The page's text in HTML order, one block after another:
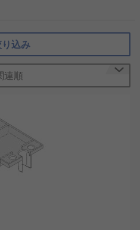
ように機能し
れを防ぎ、その他の不
を防止します。設置
はその他のメンテナン
ラスチック製です。推
可能性を減らすため
換気が行き届くように
バーには、テスト装置
リレーカバーにも安全
込み
連順